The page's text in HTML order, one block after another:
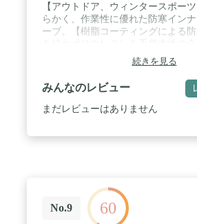
【アウトドア、ウィンタースポー
らかく、作業性に優れた防寒イン
ーブ。【樹脂コーティングによる
グすることで、水の浸入を防ぎま
水性を両立】汗などの湿気を手袋
殊樹脂コーティングによりムレを
【低温下でも柔らかく軽い】マイ
性を保つため作業がしやすい手袋
ラ操作に。冷蔵・冷凍庫内での作
作業(除雪,農業,水産/漁業,清掃,サー
流業,食品関連業,建築/設備メンテナ
続きを見る
みんなのレビュー
まだレビューはありません
No.9 60